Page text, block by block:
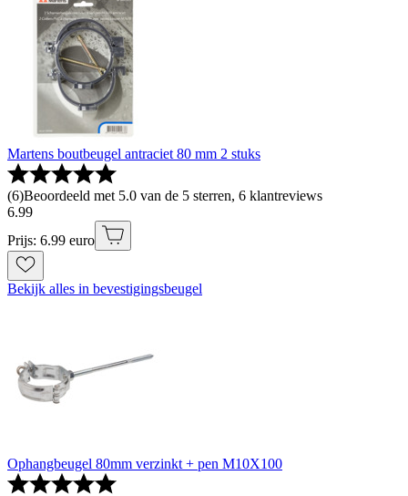
Martens boutbeugel antraciet 80 mm 2 stuks
(6)Beoordeeld met 5.0 van de 5 sterren, 6 klantreviews
6.99
Prijs: 6.99 euro
Bekijk alles in bevestigingsbeugel
Ophangbeugel 80mm verzinkt + pen M10X100